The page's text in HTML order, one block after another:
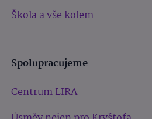
Škola a vše kolem
Spolupracujeme
Centrum LIRA